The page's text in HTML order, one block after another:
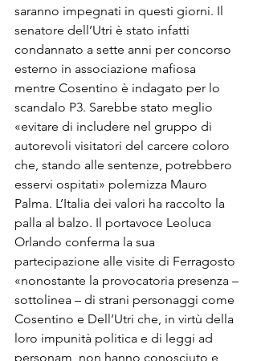
saranno impegnati in questi giorni. Il
senatore dell’Utri è stato infatti
condannato a sette anni per concorso
esterno in associazione mafiosa
mentre Cosentino è indagato per lo
scandalo P3. Sarebbe stato meglio
«evitare di includere nel gruppo di
autorevoli visitatori del carcere coloro
che, stando alle sentenze, potrebbero
esservi ospitati» polemizza Mauro
Palma. L’Italia dei valori ha raccolto la
palla al balzo. Il portavoce Leoluca
Orlando conferma la sua
partecipazione alle visite di Ferragosto
«nonostante la provocatoria presenza –
sottolinea – di strani personaggi come
Cosentino e Dell’Utri che, in virtù della
loro impunità politica e di leggi ad
personam, non hanno conosciuto e